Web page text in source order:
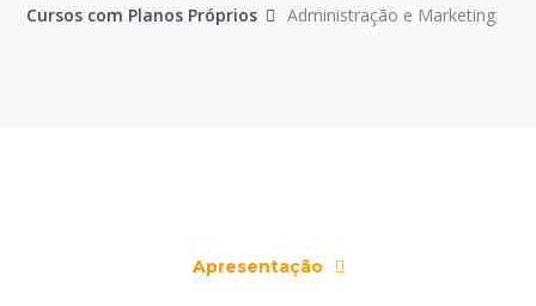
Cursos com Planos Próprios
Administração e Marketing
Apresentação